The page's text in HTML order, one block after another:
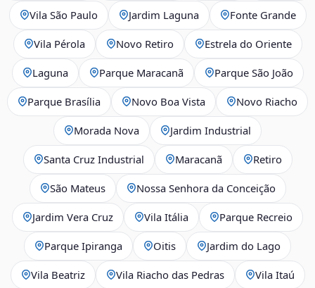
Vila São Paulo Jardim Laguna Fonte Grande
Vila Pérola Novo Retiro Estrela do Oriente
Laguna Parque Maracanã Parque São João
Parque Brasília Novo Boa Vista Novo Riacho
Morada Nova Jardim Industrial
Santa Cruz Industrial Maracanã Retiro
São Mateus Nossa Senhora da Conceição
Jardim Vera Cruz Vila Itália Parque Recreio
Parque Ipiranga Oitis Jardim do Lago
Vila Beatriz Vila Riacho das Pedras Vila Itaú